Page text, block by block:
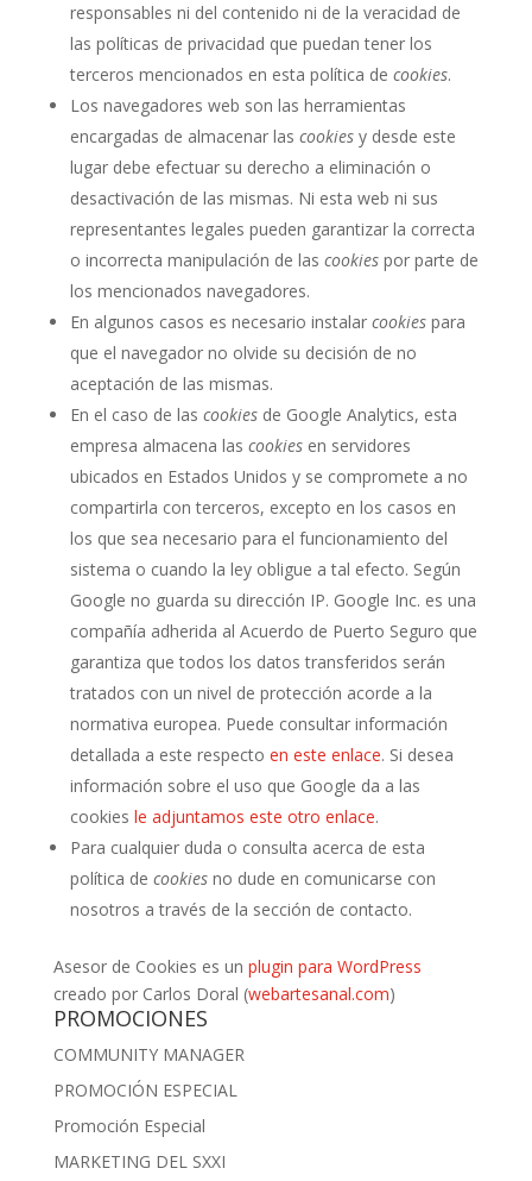
responsables ni del contenido ni de la veracidad de
las políticas de privacidad que puedan tener los
terceros mencionados en esta política de cookies.
Los navegadores web son las herramientas
encargadas de almacenar las cookiesy desde este
lugar debe efectuar su derecho a eliminación o
desactivación de las mismas. Ni esta web ni sus
representantes legales pueden garantizar la correcta
o incorrecta manipulación de las cookiespor parte de
los mencionados navegadores.
En algunos casos es necesario instalar cookiespara
que el navegador no olvide su decisión de no
aceptación de las mismas.
En el caso de las cookiesde Google Analytics, esta
empresa almacena las cookiesen servidores
ubicados en Estados Unidos y se compromete a no
compartirla con terceros, excepto en los casos en
los que sea necesario para el funcionamiento del
sistema o cuando la ley obligue a tal efecto. Según
Google no guarda su dirección IP. Google Inc. es una
compañía adherida al Acuerdo de Puerto Seguro que
garantiza que todos los datos transferidos serán
tratados con un nivel de protección acorde a la
normativa europea. Puede consultar información
detallada a este respecto en este enlace. Si desea
información sobre el uso que Google da a las
cookies le adjuntamos este otro enlace.
Para cualquier duda o consulta acerca de esta
política de cookiesno dude en comunicarse con
nosotros a través de la sección de contacto.
Asesor de Cookies es un plugin para WordPress
creado por Carlos Doral (webartesanal.com)
PROMOCIONES
COMMUNITY MANAGER
PROMOCIÓN ESPECIAL
Promoción Especial
MARKETING DEL SXXI